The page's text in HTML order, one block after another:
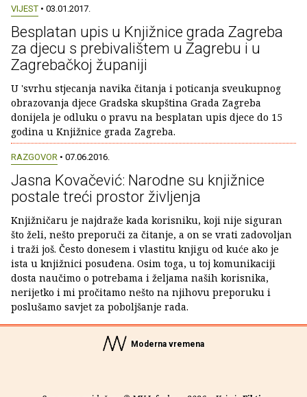
VIJEST • 03.01.2017.
Besplatan upis u Knjižnice grada Zagreba
za djecu s prebivalištem u Zagrebu i u
Zagrebačkoj županiji
U 'svrhu stjecanja navika čitanja i poticanja sveukupnog
obrazovanja djece Gradska skupština Grada Zagreba
donijela je odluku o pravu na besplatan upis djece do 15
godina u Knjižnice grada Zagreba.
RAZGOVOR • 07.06.2016.
Jasna Kovačević: Narodne su knjižnice
postale treći prostor življenja
Knjižničaru je najdraže kada korisniku, koji nije siguran
što želi, nešto preporuči za čitanje, a on se vrati zadovoljan
i traži još. Često donesem i vlastitu knjigu od kuće ako je
ista u knjižnici posuđena. Osim toga, u toj komunikaciji
dosta naučimo o potrebama i željama naših korisnika,
nerijetko i mi pročitamo nešto na njihovu preporuku i
poslušamo savjet za poboljšanje rada.
Moderna vremena